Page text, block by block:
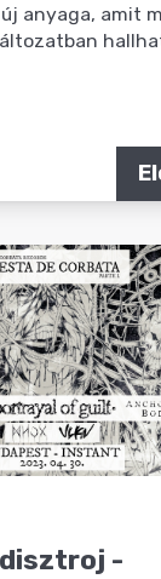
anyaga, amit
-